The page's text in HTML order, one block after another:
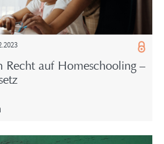
Recht auf Ho­me­schoo­ling –